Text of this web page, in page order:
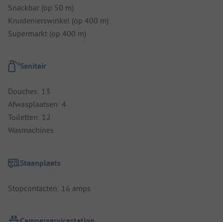
Snackbar (op 50 m)
Kruidenierswinkel (op 400 m)
Supermarkt (op 400 m)
Sanitair
Douches: 13
Afwasplaatsen: 4
Toiletten: 12
Wasmachines
Staanplaats
Stopcontacten: 16 amps